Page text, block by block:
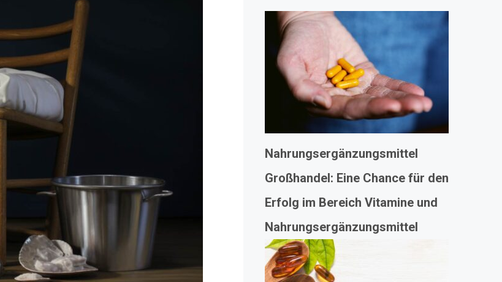
Nahrungsergänzungsmittel
Großhandel: Eine Chance für den
Erfolg im Bereich Vitamine und
Nahrungsergänzungsmittel